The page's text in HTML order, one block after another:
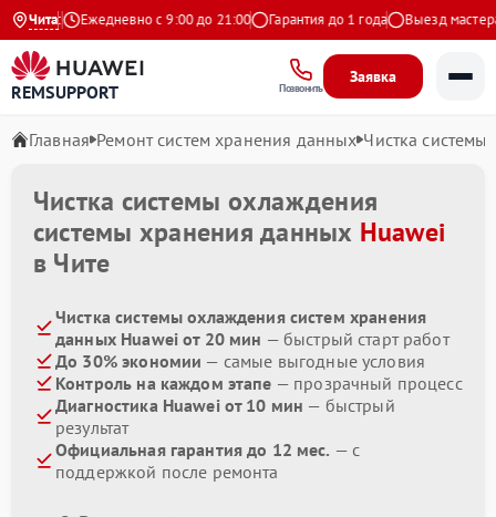
Чита Ежедневно с 9:00 до 21:00 Гарантия до 1 года Выезд мастера
REMSUPPORT Позвонить
Заявка
Главная Ремонт систем хранения данных Чистка
Чистка системы охлаждения
системы хранения данных Huawei
в Чите
Чистка системы охлаждения систем хранения
данных Huawei от 20 мин — быстрый старт работ
До 30% экономии — самые выгодные условия
Контроль на каждом этапе — прозрачный процесс
Диагностика Huawei от 10 мин — быстрый
результат
Официальная гарантия до 12 мес. — с
поддержкой после ремонта